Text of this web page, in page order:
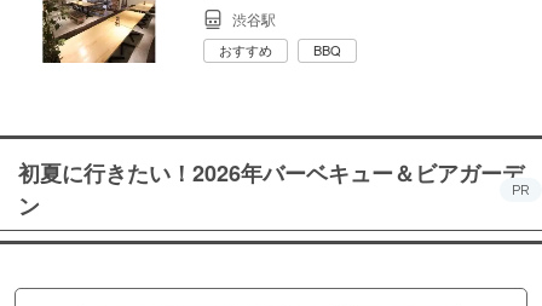
渋谷駅
おすすめ BBQ
初夏に行きたい！2026年バーベキュー＆ビアガーデ
ン
PR